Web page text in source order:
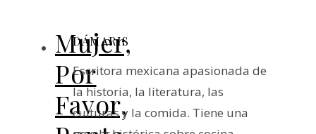
Mujer,
Por
Favor,
DÁMARIS
Escritora mexicana apasionada de
la historia, la literatura, las
culturas y la comida. Tiene una